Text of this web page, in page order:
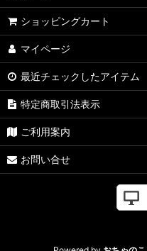
ショッピングカート
マイページ
最近チェックしたアイテム
特定商取引法表示
ご利用案内
お問い合せ